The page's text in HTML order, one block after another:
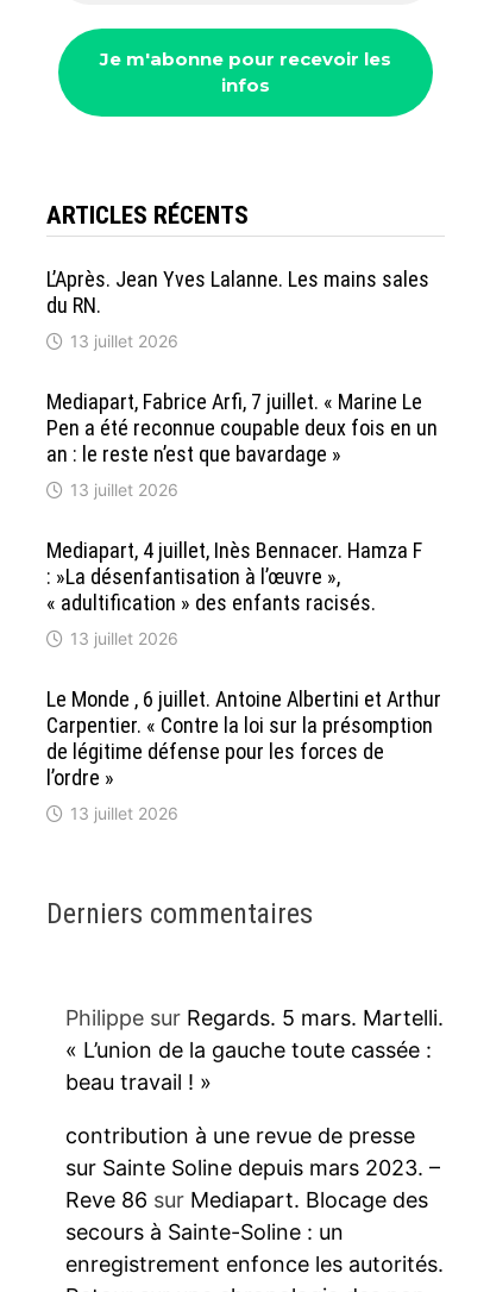
ARTICLES RÉCENTS
L’Après. Jean Yves Lalanne. Les mains sales
du RN.
13 juillet 2026
Mediapart, Fabrice Arfi, 7 juillet. « Marine Le
Pen a été reconnue coupable deux fois en un
an : le reste n’est que bavardage »
13 juillet 2026
Mediapart, 4 juillet, Inès Bennacer. Hamza F
: »La désenfantisation à l’œuvre »,
« adultification » des enfants racisés.
13 juillet 2026
Le Monde , 6 juillet. Antoine Albertini et Arthur
Carpentier. « Contre la loi sur la présomption
de légitime défense pour les forces de
l’ordre »
13 juillet 2026
Derniers commentaires
Philippesur Regards. 5 mars. Martelli.
« L’union de la gauche toute cassée :
beau travail ! »
contribution à une revue de presse
sur Sainte Soline depuis mars 2023. –
Reve 86 sur Mediapart. Blocage des
secours à Sainte-Soline : un
enregistrement enfonce les autorités.